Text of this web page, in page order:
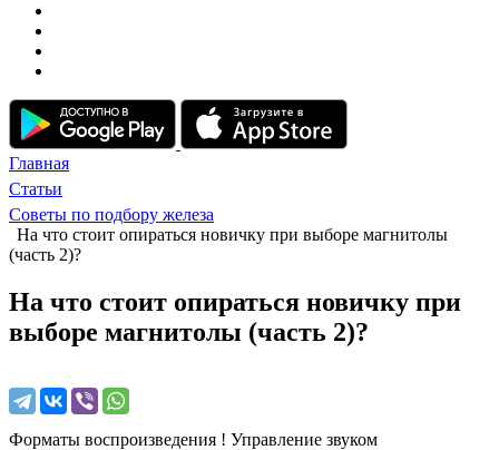
Главная
Статьи
Советы по подбору железа
На что стоит опираться новичку при выборе магнитолы
(часть 2)?
На что стоит опираться новичку при
выборе магнитолы (часть 2)?
Форматы воспроизведения ! Управление звуком